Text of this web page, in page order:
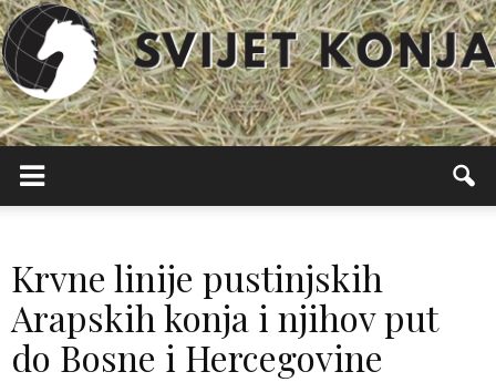
Svijet
Krvne linije pustinjskih
Arapskih konja i njihov put
do Bosne i Hercegovine